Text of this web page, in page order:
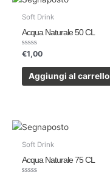
Soft Drink
Acqua Naturale 50 CL
Valutato
su
€1,00
Aggiungi al carrello
Soft Drink
Acqua Naturale 75 CL